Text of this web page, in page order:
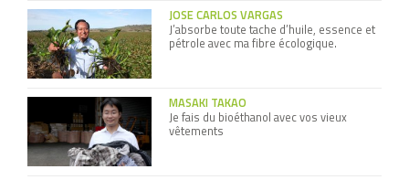
JOSE CARLOS VARGAS
J’absorbe toute tache d’huile, essence et
pétrole avec ma fibre écologique.
MASAKI TAKAO
Je fais du bioéthanol avec vos vieux
vêtements